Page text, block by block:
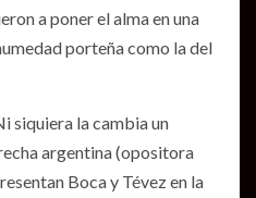
a poner el alma en una
porteña como la del
siquiera la cambia un
argentina (opositora
Boca y Tévez en la